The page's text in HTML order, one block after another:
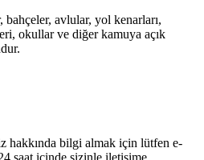
bahçeler, avlular, yol kenarları,
okullar ve diğer kamuya açık
hakkında bilgi almak için lütfen e-